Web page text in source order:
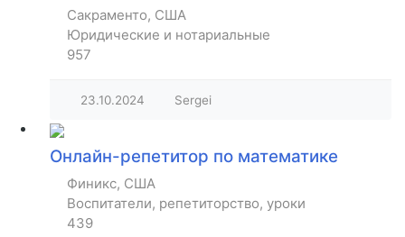
Сакраменто, США
Юридические и нотариальные
957
23.10.2024 Sergei
Онлайн-репетитор по математике
Финикс, США
Воспитатели, репетиторство, уроки
439